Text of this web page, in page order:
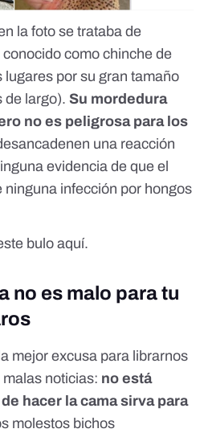
la foto se trataba de
conocido comochinche de
lugares por su gran tamaño
de largo). Su mordedura
no es peligrosa para los
una reacción
evidencia de que el
infección por hongos
bulo aquí.
no es malo para tu
mejor excusa para librarnos
noticias: no está
hacer la cama sirva para
molestos bichos